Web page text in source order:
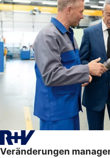
Veränderungen